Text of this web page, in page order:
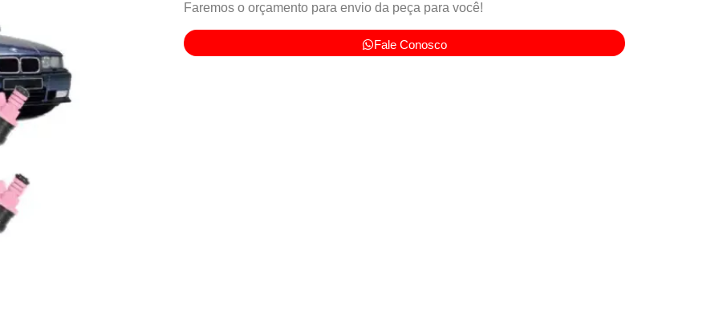
Faremos o orçamento para envio da peça para você!
Fale Conosco